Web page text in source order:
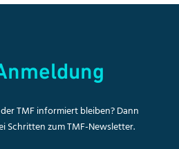
TMF informiert bleiben? Dann
Schritten zum TMF-Newsletter.